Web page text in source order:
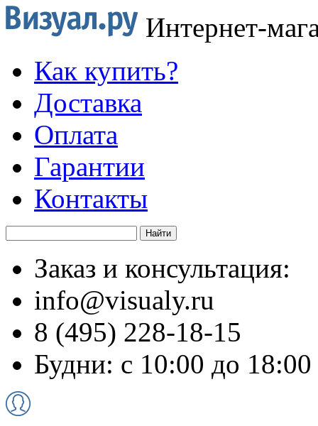
Интернет-
Как купить?
Доставка
Оплата
Гарантии
Контакты
Заказ и консультация:
info@visualy.ru
8 (495) 228-18-15
Будни: с 10:00 до 18:00